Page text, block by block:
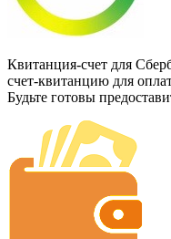
Квитанция-счет для
счет-квитанцию для
Будьте готовы